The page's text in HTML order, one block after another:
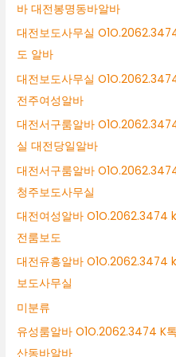
바 대전봉명동바알바
대전보도사무실
도 알바
대전보도사무실
전주여성알바
대전서구룸알바
실 대전당일알바
대전서구룸알바
청주보도사무실
대전여성알바 O1O.2062.3474
전룸보도
대전유흥알바 O1O.2062.3474
보도사무실
미분류
유성룸알바 O1O.2062.3474 K
산동바알바